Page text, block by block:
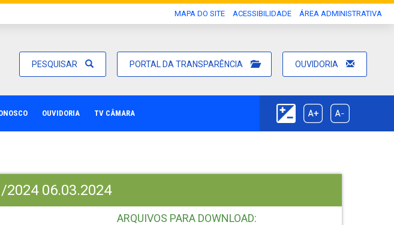
MAPA DO SITE ACESSIBILIDADE ÁREA ADMINISTRATIVA
PESQUISAR PORTAL DA TRANSPARÊNCIA OUVIDORIA
OUVIDORIA TV CÂMARA
2024 06.03.2024
ARQUIVOS PARA DOWNLOAD: